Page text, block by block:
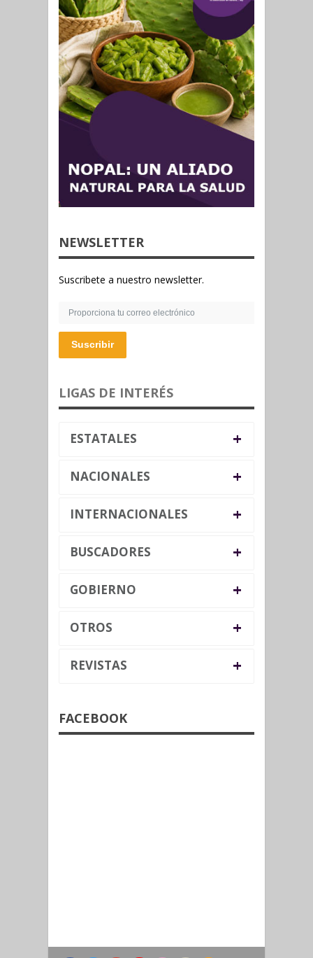
NEWSLETTER
Suscribete a nuestro newsletter.
Suscribir
LIGAS DE INTERÉS
ESTATALES +
NACIONALES +
INTERNACIONALES +
BUSCADORES +
GOBIERNO +
OTROS +
REVISTAS +
FACEBOOK